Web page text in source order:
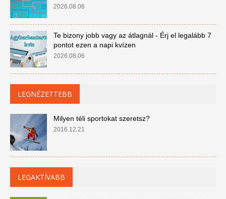
2026.08.06
Te bizony jobb vagy az átlagnál - Érj el legalább 7
pontot ezen a napi kvízen
2026.08.06
LEGNÉZETTEBB
Milyen téli sportokat szeretsz?
2016.12.21
LEGAKTÍVABB